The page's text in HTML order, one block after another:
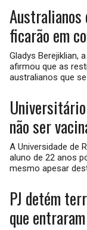
Australianos
ficarão em
Gladys Berejiklian,
afirmou que as
australianos que
não ser
A Universidade de
aluno de 22 anos
mesmo apesar
PJ detém
que